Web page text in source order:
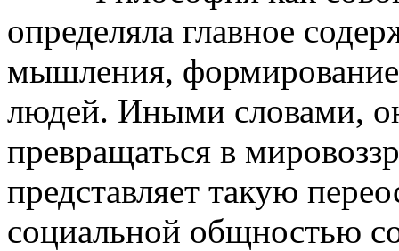
определяла главное
мышления,
людей. Иными словами,
превращаться в
представляет такую
социальной общностью